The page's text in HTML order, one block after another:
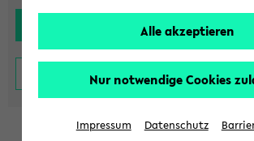
Alle akzeptieren
Nur notwendige Cookies
Impressum Datenschutz